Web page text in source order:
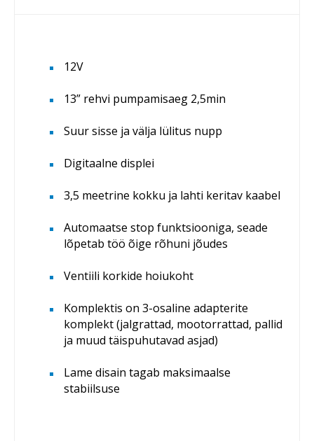
12V
13” rehvi pumpamisaeg 2,5min
Suur sisse ja välja lülitus nupp
Digitaalne displei
3,5 meetrine kokku ja lahti keritav kaabel
Automaatse stop funktsiooniga, seade
lõpetab töö õige rõhuni jõudes
Ventiili korkide hoiukoht
Komplektis on 3-osaline adapterite
komplekt (jalgrattad, mootorrattad, pallid
ja muud täispuhutavad asjad)
Lame disain tagab maksimaalse
stabiilsuse